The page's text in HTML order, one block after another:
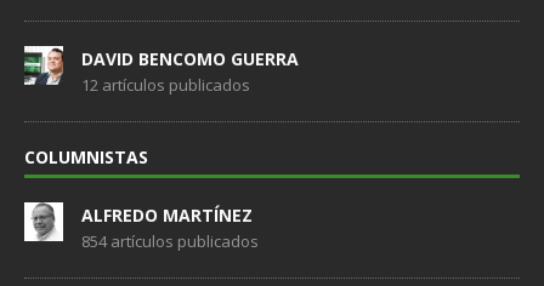
DAVID BENCOMO GUERRA
12 artículos publicados
COLUMNISTAS
ALFREDO MARTÍNEZ
854 artículos publicados